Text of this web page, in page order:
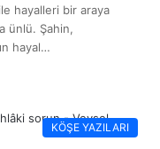
hayalleri bir araya
ünlü. Şahin,
hayal…
KÖŞE YAZILARI